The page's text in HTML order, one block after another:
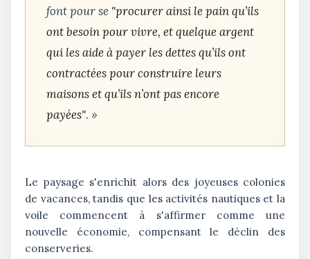
font pour se "procurer ainsi le pain qu’ils
ont besoin pour vivre, et quelque argent
qui les aide à payer les dettes qu’ils ont
contractées pour construire leurs
maisons et qu’ils n’ont pas encore
payées". »
Le paysage s'enrichit alors des joyeuses colonies
de vacances, tandis que les activités nautiques et la
voile commencent à s'affirmer comme une
nouvelle économie, compensant le déclin des
conserveries.